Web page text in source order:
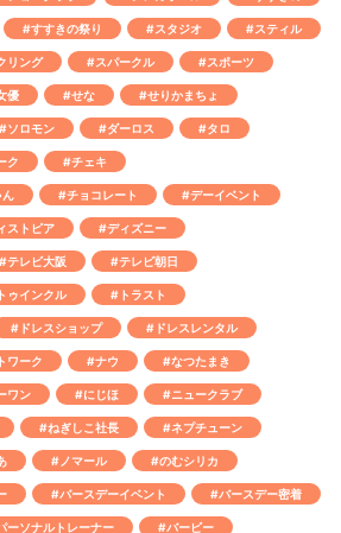
#すすきの祭り #スタジオ #スティル
リング #スパークル #スポーツ
優 #せな #せりかまちょ
#ソロモン #ダーロス #タロ
ク #チェキ
ん #チョコレート #デーイベント
ストピア #ディズニー
#テレビ大阪 #テレビ朝日
ゥインクル #トラスト
#ドレスショップ #ドレスレンタル
ワーク #ナウ #なつたまき
ワン #にじほ #ニュークラブ
#ねぎしこ社長 #ネプチューン
#ノマール #のむシリカ
#バースデーイベント #バースデー密着
ーソナルトレーナー #バービー